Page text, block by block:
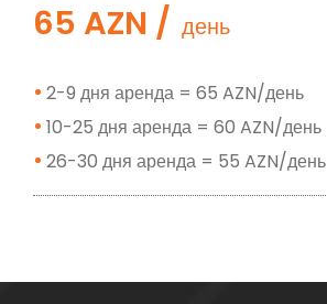
65 AZN / день
2-9 дня аренда = 65 AZN/день
10-25 дня аренда = 60 AZN/день
26-30 дня аренда = 55 AZN/день